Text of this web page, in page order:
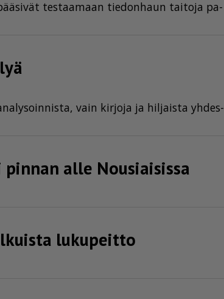
tes­taa­maan tie­don­haun tai­to­ja pa­
vain kir­jo­ja ja hil­jais­ta yh­des­
alle Nousiaisissa
lukupeitto